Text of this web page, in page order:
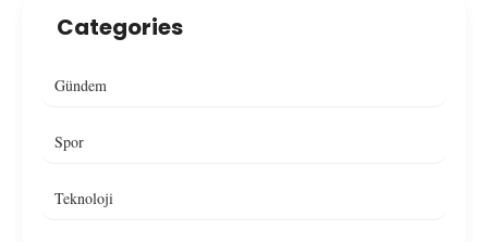
Categories
Gündem
Spor
Teknoloji